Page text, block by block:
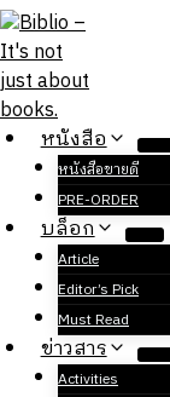
Skip
to
content
หนังสือ
หนังสือขายดี
PRE-ORDER
บล็อก
Article
Editor’s Pick
Must Read
ข่าวสาร
Activities